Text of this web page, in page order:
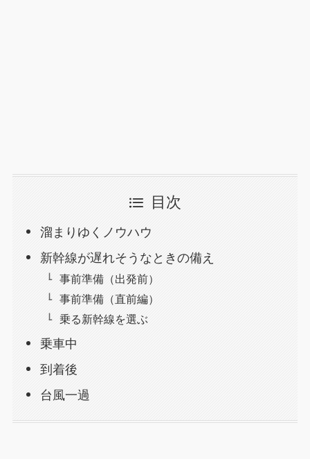
目次
溜まりゆくノウハウ
新幹線が遅れそうなときの備え
事前準備（出発前）
事前準備（直前編）
乗る新幹線を選ぶ
乗車中
到着後
台風一過